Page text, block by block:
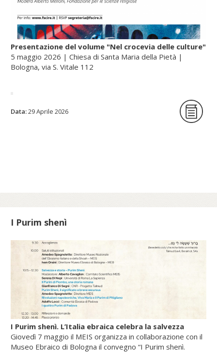
Presentazione del volume "Nel crocevia delle culture"
5 maggio 2026 | Chiesa di Santa Maria della Pietà |
Bologna, via S. Vitale 112
lieta di ospitare la presentazione del
Scopri di più su fscire.it...
Data:29 Aprile 2026
I Purim shenì
I Purim shenì. L’Italia ebraica celebra la salvezza
Giovedì 7 maggio il MEIS organizza in collaborazione con il
Museo Ebraico di Bologna il convegno “I Purim shenì.